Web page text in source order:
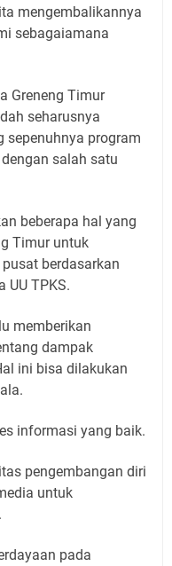
mengembalikannya
sebagaiamana
Greneng Timur
seharusnya
sepenuhnya program
salah satu
beberapa hal yang
Timur untuk
berdasarkan
UU TPKS.
memberikan
dampak
ini bisa dilakukan
informasi yang baik.
pengembangan diri
untuk
pada